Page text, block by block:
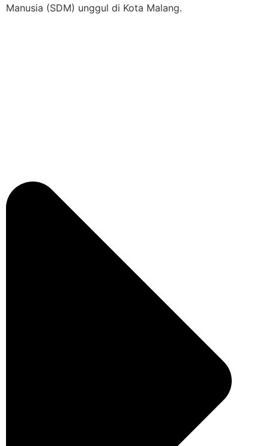
Manusia (SDM) unggul di Kota Malang.